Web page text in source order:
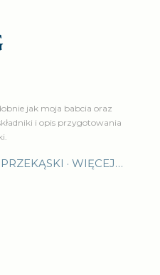
jak moja babcia oraz
i opis przygotowania
PRZEKĄSKI WIĘCEJ…